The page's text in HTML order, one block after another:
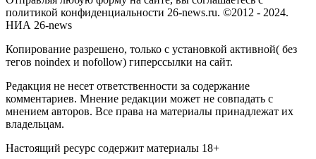
политикой конфиденциальности 26-news.ru. ©2012 - 2024.
НИА 26-news
Копирование разрешено, только с установкой активной( без
тегов noindex и nofollow) гиперссылки на сайт.
Редакция не несет ответственности за содержание
комментариев. Мнение редакции может не совпадать с
мнением авторов. Все права на материалы принадлежат их
владельцам.
Настоящий ресурс содержит материалы 18+